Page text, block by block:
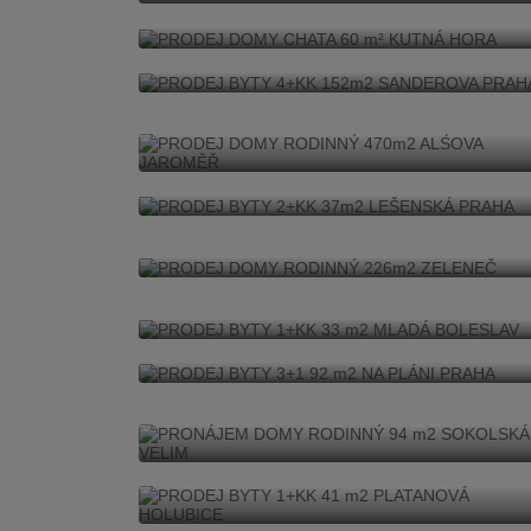
SANDEROVA PRAHA
PRODEJ DOMY RODINNÝ
470m2 ALŠOVA JAROMĚŘ
PRODEJ BYTY 2+KK 37m2
LEŠENSKÁ PRAHA
PRODEJ DOMY RODINNÝ
PRODEJ BYTY 1+KK 33 m2
PLÁNI PRAHA
PRONÁJEM DOMY RODINNÝ
94 m2 SOKOLSKÁ VELIM
PRODEJ BYTY 1+KK 41 m2